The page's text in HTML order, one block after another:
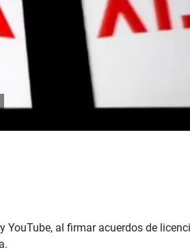
al firmar acuerdos de